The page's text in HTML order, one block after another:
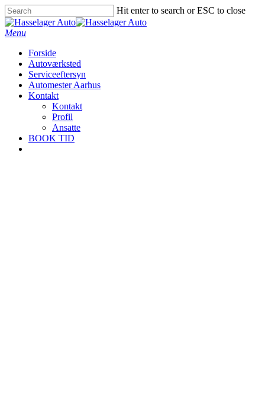
Hit enter to search or ESC to close
Menu
Forside
Autoværksted
Serviceeftersyn
Automester Aarhus
Kontakt
Kontakt
Profil
Ansatte
BOOK TID